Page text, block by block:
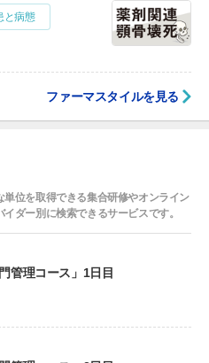
と病態
ファーマスタイルを見る
位を取得できる集合研修やオンライン
ダー別に検索できるサービスです。
管理コース」1日目